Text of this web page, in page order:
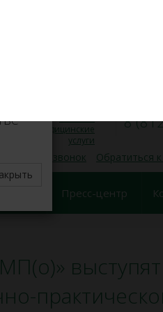
медицинские
услуги
8
обратный звонок Обратиться
Пресс-центр
выступят